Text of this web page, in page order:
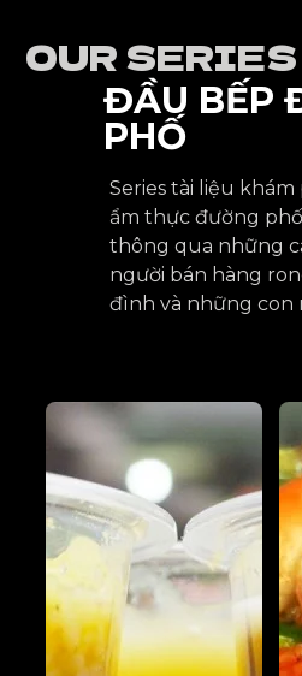
OUR SERIES
ĐẦU BẾP
PHỐ
Series tài liệu khám
ẩm thực đường
thông qua những
người bán hàng
đình và những con